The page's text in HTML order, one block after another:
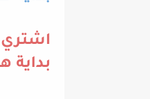
اشتري
بداية